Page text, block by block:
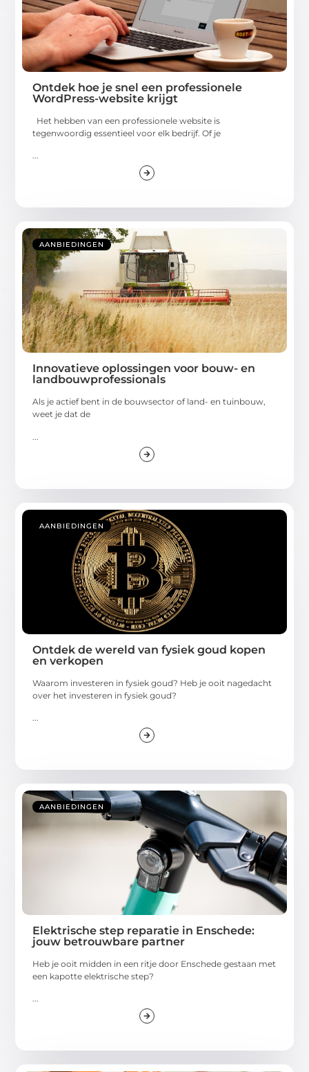
Ontdek hoe je snel een professionele
WordPress-website krijgt
Het hebben van een professionele website is
tegenwoordig essentieel voor elk bedrijf. Of je
...
AANBIEDINGEN
Innovatieve oplossingen voor bouw- en
landbouwprofessionals
Als je actief bent in de bouwsector of land- en tuinbouw,
weet je dat de
AANBIEDINGEN
Ontdek de wereld van fysiek goud kopen
en verkopen
Waarom investeren in fysiek goud? Heb je ooit nagedacht
over het investeren in fysiek goud?
...
AANBIEDINGEN
Elektrische step reparatie in Enschede:
jouw betrouwbare partner
Heb je ooit midden in een ritje door Enschede gestaan met
een kapotte elektrische step?
...